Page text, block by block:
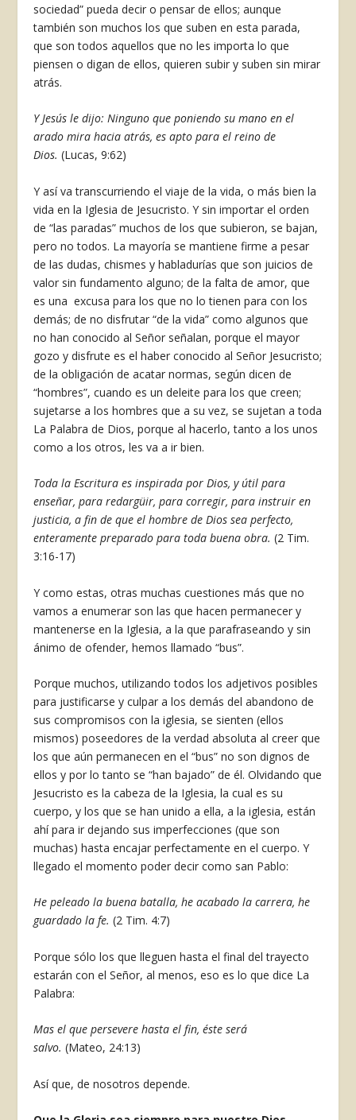
sociedad” pueda decir o pensar de ellos; aunque
también son muchos los que suben en esta parada,
que son todos aquellos que no les importa lo que
piensen o digan de ellos, quieren subir y suben sin mirar
atrás.
Y Jesús le dijo: Ninguno que poniendo su mano en el
arado mira hacia atrás, es apto para el reino de
Dios.(Lucas, 9:62)
Y así va transcurriendo el viaje de la vida, o más bien la
vida en la Iglesia de Jesucristo. Y sin importar el orden
de “las paradas” muchos de los que subieron, se bajan,
pero no todos. La mayoría se mantiene firme a pesar
de las dudas, chismes y habladurías que son juicios de
valor sin fundamento alguno; de la falta de amor, que
es una excusa para los que no lo tienen para con los
demás; de no disfrutar “de la vida” como algunos que
no han conocido al Señor señalan, porque el mayor
gozo y disfrute es el haber conocido al Señor Jesucristo;
de la obligación de acatar normas, según dicen de
“hombres”, cuando es un deleite para los que creen;
sujetarse a los hombres que a su vez, se sujetan a toda
La Palabra de Dios, porque al hacerlo, tanto a los unos
como a los otros, les va a ir bien.
Toda la Escritura es inspirada por Dios, y útil para
enseñar, para redargüir, para corregir, para instruir en
justicia, a fin de que el hombre de Dios sea perfecto,
enteramente preparado para toda buena obra. (2 Tim.
3:16-17)
Y como estas, otras muchas cuestiones más que no
vamos a enumerar son las que hacen permanecer y
mantenerse en la Iglesia, a la que parafraseando y sin
ánimo de ofender, hemos llamado “bus”.
Porque muchos, utilizando todos los adjetivos posibles
para justificarse y culpar a los demás del abandono de
sus compromisos con la iglesia, se sienten (ellos
mismos) poseedores de la verdad absoluta al creer que
los que aún permanecen en el “bus” no son dignos de
ellos y por lo tanto se “han bajado” de él. Olvidando que
Jesucristo es la cabeza de la Iglesia, la cual es su
cuerpo, y los que se han unido a ella, a la iglesia, están
ahí para ir dejando sus imperfecciones (que son
muchas) hasta encajar perfectamente en el cuerpo. Y
llegado el momento poder decir como san Pablo:
He peleado la buena batalla, he acabado la carrera, he
guardado la fe.(2 Tim. 4:7)
Porque sólo los que lleguen hasta el final del trayecto
estarán con el Señor, al menos, eso es lo que dice La
Palabra:
Mas el que persevere hasta el fin, éste será
salvo. (Mateo, 24:13)
Así que, de nosotros depende.